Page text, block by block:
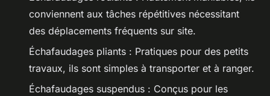
conviennent aux tâches répétitives nécessitant
des déplacements fréquents sur site.
Échafaudages pliants : Pratiques pour des petits
travaux, ils sont simples à transporter et à ranger.
Échafaudages suspendus : Conçus pour les